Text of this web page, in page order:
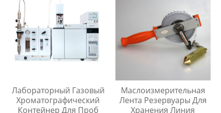
Лабораторный Газовый
Хроматографический
Контейнер Для Проб
Маслоизмерительная
Лента Резервуары Для
Хранения Линия